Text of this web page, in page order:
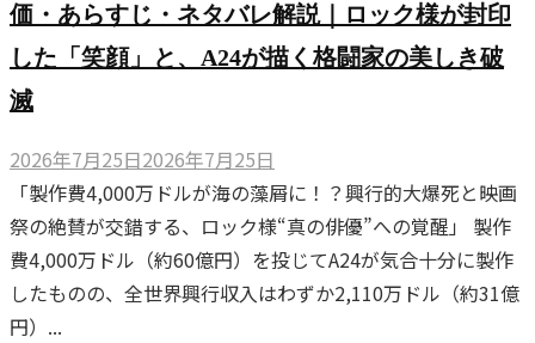
価・あらすじ・ネタバレ解説｜ロック様が封印
した「笑顔」と、A24が描く格闘家の美しき破
滅
2026年7月25日2026年7月25日
「製作費4,000万ドルが海の藻屑に！？興行的大爆死と映画
祭の絶賛が交錯する、ロック様“真の俳優”への覚醒」 製作
費4,000万ドル（約60億円）を投じてA24が気合十分に製作
したものの、全世界興行収入はわずか2,110万ドル（約31億
円）...